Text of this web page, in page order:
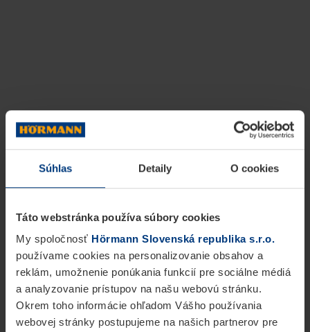
Súhlas Detaily O cookies
Táto webstránka používa súbory cookies
My spoločnosť Hörmann Slovenská republika s.r.o.
používame cookies na personalizovanie obsahov a
reklám, umožnenie ponúkania funkcií pre sociálne médiá
a analyzovanie prístupov na našu webovú stránku.
Okrem toho informácie ohľadom Vášho používania
webovej stránky postupujeme na našich partnerov pre